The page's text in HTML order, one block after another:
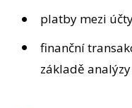
platby mezi
finanční
základě